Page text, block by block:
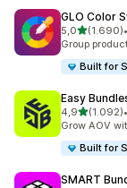
GLO Color
5,05 yıldız
(1.690)
toplam 1690 •
Group
Built for
Easy
4,95 yıldız
(1.092)
toplam 1092 •
Grow AOV
Built for
SMART